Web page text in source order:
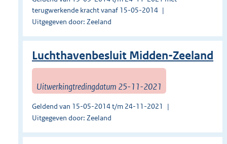
terugwerkende kracht vanaf 15-05-2014
Uitgegeven door: Zeeland
Luchthavenbesluit Midden-Zeeland
Uitwerkingtredingdatum 25-11-2021
Geldend van 15-05-2014 t/m 24-11-2021
Uitgegeven door: Zeeland